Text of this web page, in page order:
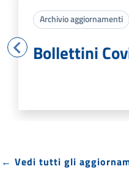
Archivio aggiornamenti
Bollettini
← Vedi tutti gli